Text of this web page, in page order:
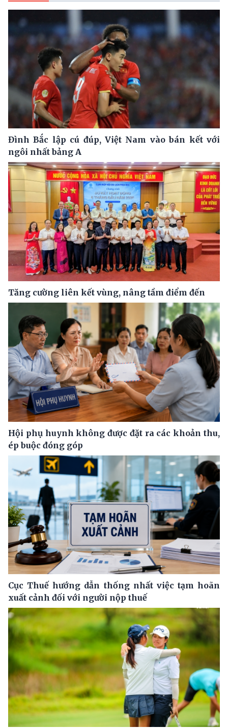
Đình Bắc lập cú đúp, Việt Nam vào bán kết với
ngôi nhất bảng A
Tăng cường liên kết vùng, nâng tầm điểm đến
Hội phụ huynh không được đặt ra các khoản thu,
ép buộc đóng góp
Cục Thuế hướng dẫn thống nhất việc tạm hoãn
xuất cảnh đối với người nộp thuế